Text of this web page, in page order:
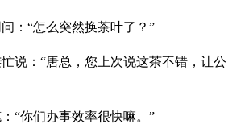
：“怎么突然换茶叶了？”
说：“唐总，您上次说这茶不错，让公
“你们办事效率很快嘛。”